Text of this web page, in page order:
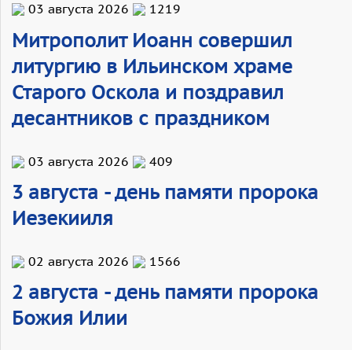
03 августа 2026 1219
Митрополит Иоанн совершил
литургию в Ильинском храме
Старого Оскола и поздравил
десантников с праздником
03 августа 2026 409
3 августа - день памяти пророка
Иезекииля
02 августа 2026 1566
2 августа - день памяти пророка
Божия Илии